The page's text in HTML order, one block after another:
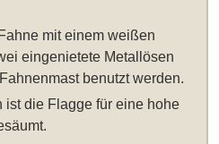
mit einem weißen
eingenietete Metallösen
benutzt werden.
ist die Flagge für eine hohe